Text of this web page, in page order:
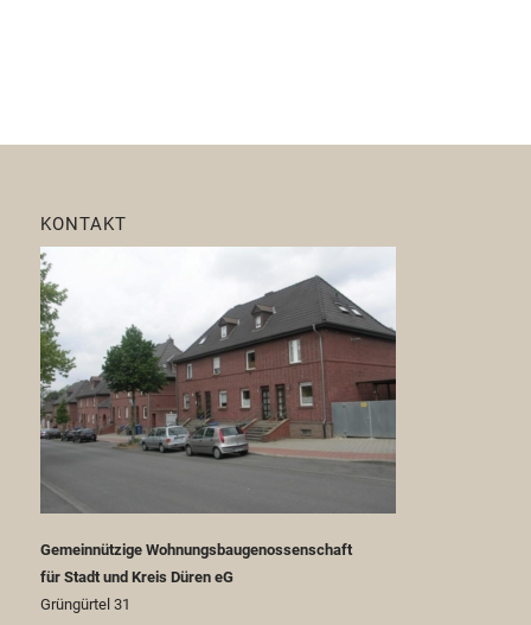
KONTAKT
Gemeinnützige Wohnungsbaugenossenschaft
für Stadt und Kreis Düren eG
Grüngürtel 31